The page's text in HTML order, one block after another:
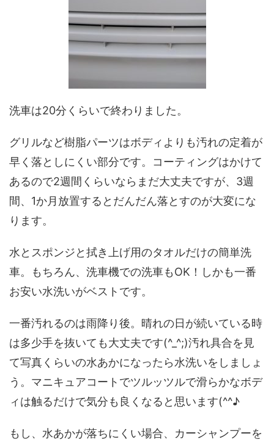
洗車は20分くらいで終わりました。
グリルなど樹脂パーツはボディよりも汚れの定着が
早く落としにくい部分です。コーティングはかけて
あるので2週間くらいならまだ大丈夫ですが、3週
間、1か月放置するとだんだん落とすのが大変にな
ります。
水とスポンジと拭き上げ用のタオルだけの簡単洗
車。もちろん、洗車機での洗車もOK！しかも一番
お安い水洗いがベストです。
一番汚れるのは雨降り後。晴れの日が続いている時
は多少手を抜いても大丈夫です(^_^;)汚れ具合を見
て写真くらいの水あかになったら水洗いをしましょ
う。マニキュアコートでツルッツルで滑らかなボデ
ィは触るだけで気分も良くなると思います(^^♪
もし、水あかが落ちにくい場合、カーシャンプーを